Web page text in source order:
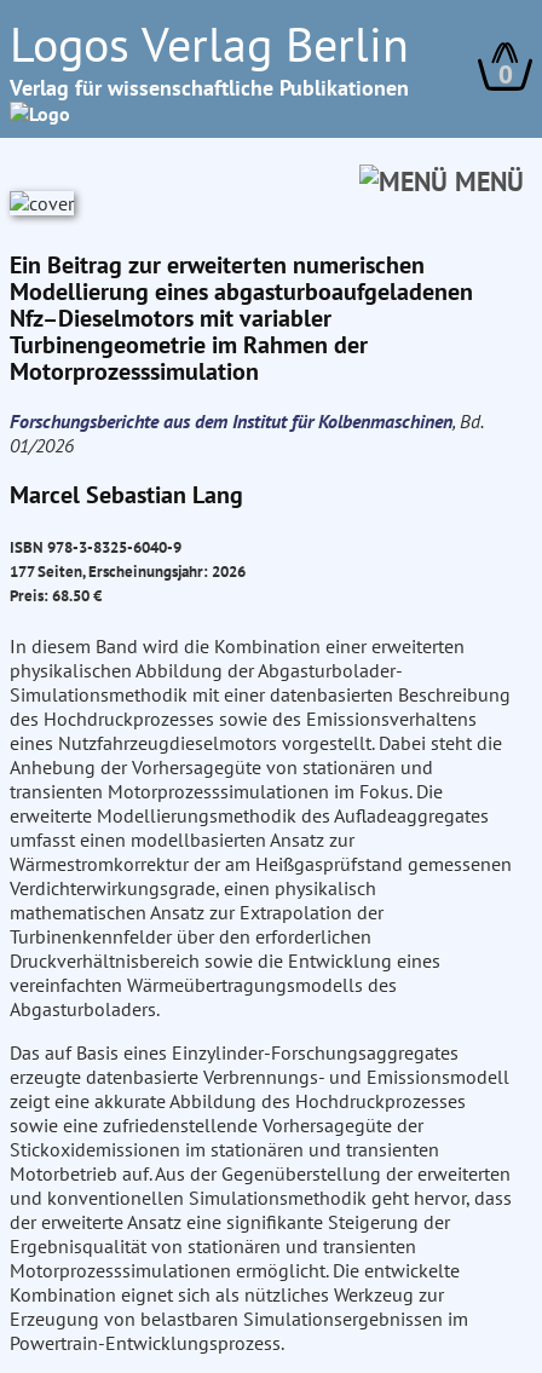
Logos Verlag Berlin
Verlag für wissenschaftliche Publikationen 0
MENÜ
Ein Beitrag zur erweiterten numerischen
Modellierung eines abgasturboaufgeladenen
Nfz–Dieselmotors mit variabler
Turbinengeometrie im Rahmen der
Motorprozesssimulation
Forschungsberichte aus dem Institut für Kolbenmaschinen, Bd.
01/2026
Marcel Sebastian Lang
ISBN 978-3-8325-6040-9
177 Seiten, Erscheinungsjahr: 2026
Preis: 68.50 €
In diesem Band wird die Kombination einer erweiterten
physikalischen Abbildung der Abgasturbolader-
Simulationsmethodik mit einer datenbasierten Beschreibung
des Hochdruckprozesses sowie des Emissionsverhaltens
eines Nutzfahrzeugdieselmotors vorgestellt. Dabei steht die
Anhebung der Vorhersagegüte von stationären und
transienten Motorprozesssimulationen im Fokus. Die
erweiterte Modellierungsmethodik des Aufladeaggregates
umfasst einen modellbasierten Ansatz zur
Wärmestromkorrektur der am Heißgasprüfstand gemessenen
Verdichterwirkungsgrade, einen physikalisch
mathematischen Ansatz zur Extrapolation der
Turbinenkennfelder über den erforderlichen
Druckverhältnisbereich sowie die Entwicklung eines
vereinfachten Wärmeübertragungsmodells des
Abgasturboladers.
Das auf Basis eines Einzylinder-Forschungsaggregates
erzeugte datenbasierte Verbrennungs- und Emissionsmodell
zeigt eine akkurate Abbildung des Hochdruckprozesses
sowie eine zufriedenstellende Vorhersagegüte der
Stickoxidemissionen im stationären und transienten
Motorbetrieb auf. Aus der Gegenüberstellung der erweiterten
und konventionellen Simulationsmethodik geht hervor, dass
der erweiterte Ansatz eine signifikante Steigerung der
Ergebnisqualität von stationären und transienten
Motorprozesssimulationen ermöglicht. Die entwickelte
Kombination eignet sich als nützliches Werkzeug zur
Erzeugung von belastbaren Simulationsergebnissen im
Powertrain-Entwicklungsprozess.